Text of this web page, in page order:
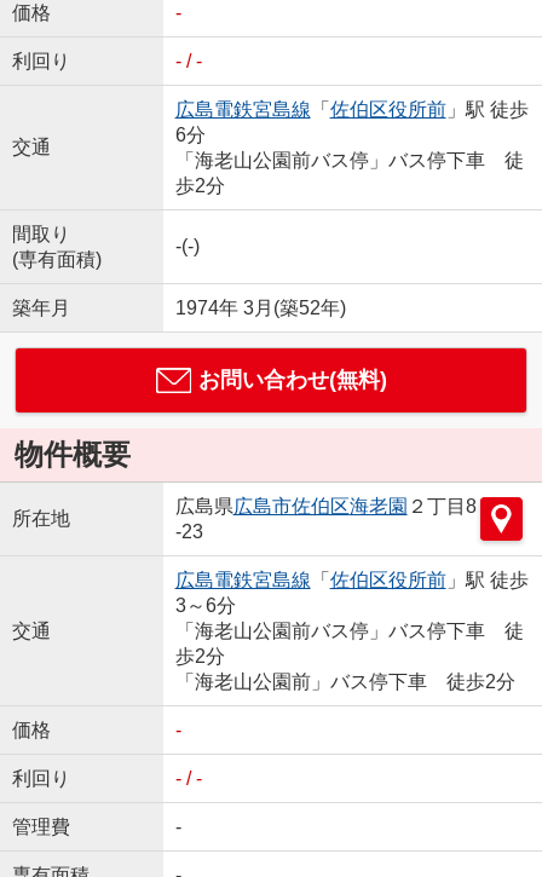
価格 -
利回り - / -
交通
広島電鉄宮島線 「 佐伯区役所前」駅 徒歩
6分
「海老山公園前バス停」バス停下車 徒
歩2分
間取り
(専有面積)
-(-)
築年月 1974年 3月(築52年)
お問い合わせ(無料)
物件概要
所在地
広島県広島市佐伯区海老園 ２丁目8
-23
交通
広島電鉄宮島線 「 佐伯区役所前」駅 徒歩
3～6分
「海老山公園前バス停」バス停下車 徒
歩2分
「海老山公園前」バス停下車 徒歩2分
価格 -
利回り - / -
管理費 -